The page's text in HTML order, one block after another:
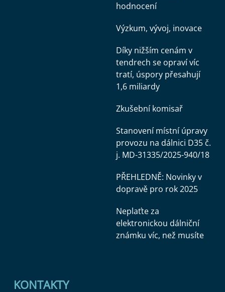
hodnocení
Výzkum, vývoj, inovace
Díky nižším cenám v
tendrech se opraví víc
tratí, úspory přesahují
1,6 miliardy
Zkušební komisař
Stanovení místní úpravy
provozu na dálnici D35 č.
j. MD-31335/2025-940/18
PŘEHLEDNĚ: Novinky v
dopravě pro rok 2025
Neplaťte za
elektronickou dálniční
známku víc, než musíte
KONTAKTY